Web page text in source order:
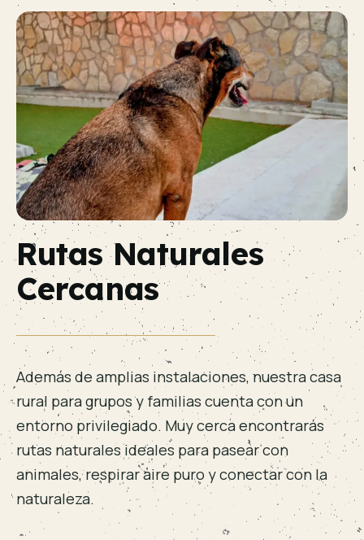
Rutas Naturales
Cercanas
Además de amplias instalaciones, nuestra casa
rural para grupos y familias cuenta con un
entorno privilegiado. Muy cerca encontrarás
rutas naturales ideales para pasear con
animales, respirar aire puro y conectar con la
naturaleza.